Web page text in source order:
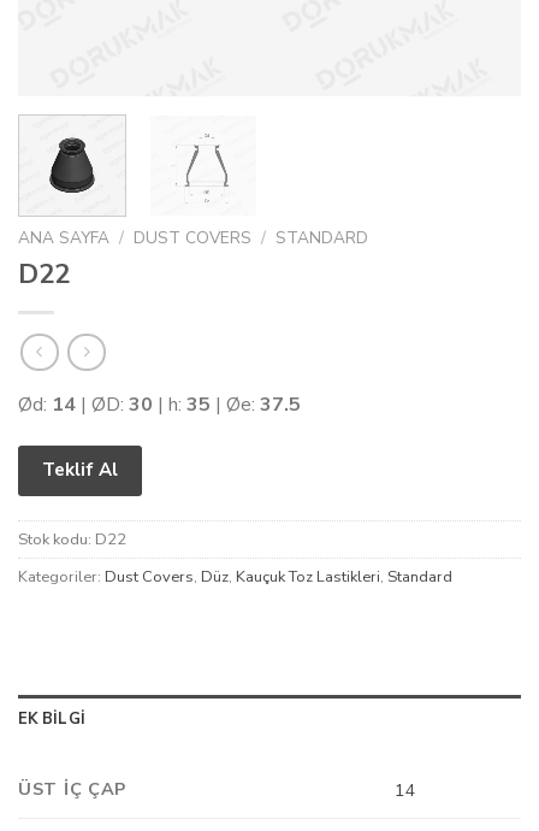
ANA SAYFA / DUST COVERS / STANDARD
D22
Ød: 14 | ØD: 30 | h: 35 | Øe: 37.5
Teklif Al
Stok kodu: D22
Kategoriler: Dust Covers, Düz, Kauçuk Toz Lastikleri, Standard
EK BILGI
ÜST İÇ ÇAP 14